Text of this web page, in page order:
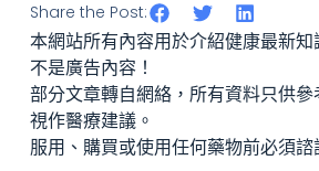
Share the Post:
本網站所有內容用於介紹健康最新知
不是廣告內容！
部分文章轉自網絡，所有資料只供
視作醫療建議。
服用、購買或使用任何藥物前必須諮